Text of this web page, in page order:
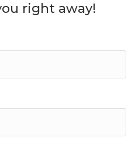
right away!